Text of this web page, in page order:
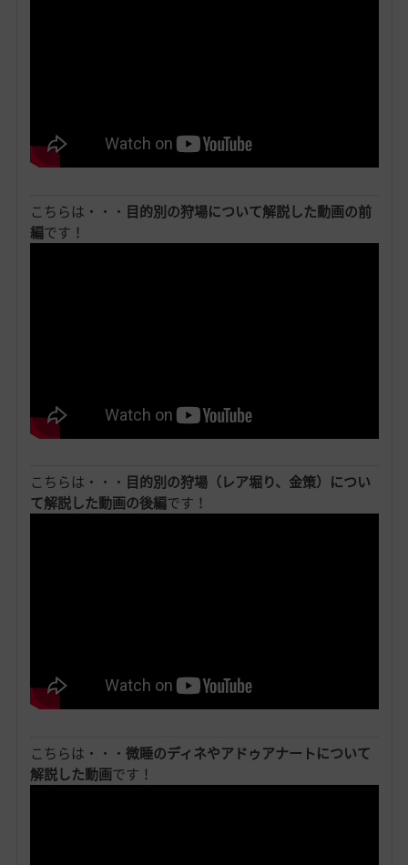
こちらは・・・ 目的別の狩場について解説した動画の前
編です！
こちらは・・・ 目的別の狩場（レア堀り、金策）につい
て解説した動画の後編です！
こちらは・・・ 微睡のディネやアドゥアナートについて
解説した動画です！